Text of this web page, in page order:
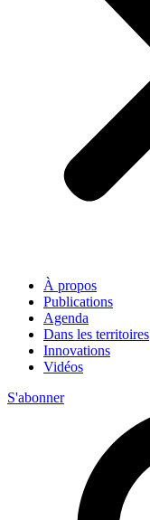
À propos
Publications
Agenda
Dans les territoires
Innovations
Vidéos
S'abonner